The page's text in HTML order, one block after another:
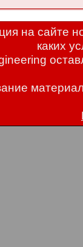
на сайте
каких